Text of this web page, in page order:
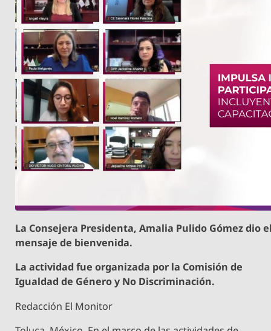
La Consejera Presidenta, Amalia Pulido Gómez dio
mensaje de bienvenida.
La actividad fue organizada por la Comisión de
Igualdad de Género y No Discriminación.
Redacción El Monitor